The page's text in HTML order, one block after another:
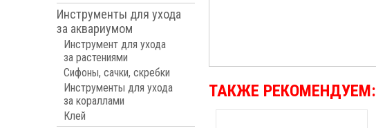
Инструменты для ухода
за аквариумом
Инструмент для ухода
за растениями
Сифоны, сачки, скребки
Инструменты для ухода
за кораллами
Клей
ТАКЖЕ РЕКОМЕНДУЕМ: